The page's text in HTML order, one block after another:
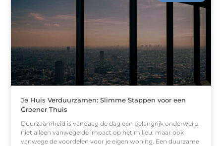
Je Huis Verduurzamen: Slimme Stappen voor een
Groener Thuis
Duurzaamheid is vandaag de dag een belangrijk onderwerp,
niet alleen vanwege de impact op het milieu, maar ook
vanwege de voordelen voor je eigen woning. Een duurzame